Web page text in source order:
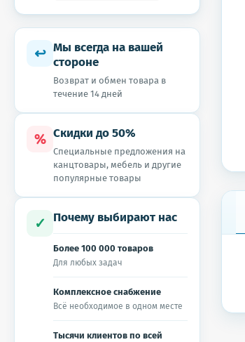
↩ Мы всегда на вашей
стороне
Возврат и обмен товара в
течение 14 дней
% Скидки до 50%
Специальные предложения на
канцтовары, мебель и другие
популярные товары
✓ Почему выбирают нас
Более 100 000 товаров
Для любых задач
Комплексное снабжение
Всё необходимое в одном месте
Тысячи клиентов по всей